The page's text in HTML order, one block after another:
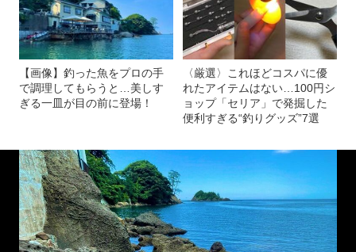
【画像】釣った魚をプロの手
で調理してもらうと…美しす
ぎる一皿が目の前に登場！
〈厳選〉これほどコスパに優
れたアイテムはない…100円シ
ョップ「セリア」で発掘した
便利すぎる“釣りグッズ”7選